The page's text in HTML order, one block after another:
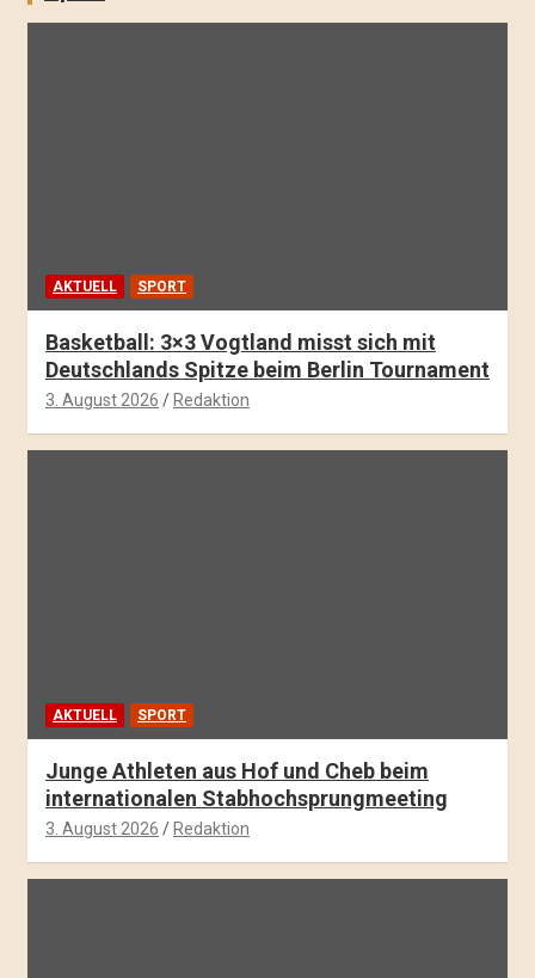
AKTUELL SPORT
Basketball: 3×3 Vogtland misst sich mit
Deutschlands Spitze beim Berlin Tournament
3. August 2026 Redaktion
AKTUELL SPORT
Junge Athleten aus Hof und Cheb beim
internationalen Stabhochsprungmeeting
3. August 2026 Redaktion